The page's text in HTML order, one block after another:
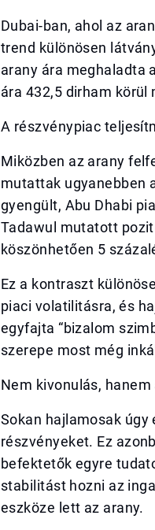
Dubai-ban, ahol az
trend különösen
arany ára meghaladta
ára 432,5 dirham körül
A részvénypiac
Miközben az arany
mutattak ugyanebben
gyengült, Abu Dhabi
Tadawul mutatott
köszönhetően 5
Ez a kontraszt
piaci volatilitásra, és
egyfajta “bizalom
szerepe most még
Nem kivonulás,
Sokan hajlamosak
részvényeket. Ez
befektetők egyre
stabilitást hozni az
eszköze lett az arany.